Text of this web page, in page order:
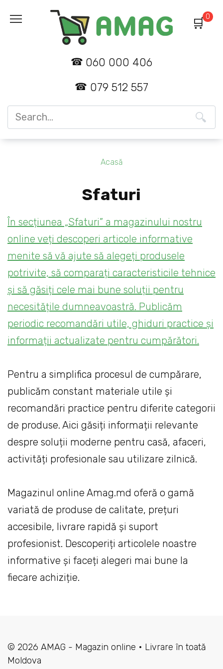
060 000 406
079 512 557
0
Search
for:
Acasă
Sfaturi
În secțiunea „Sfaturi” a magazinului nostru
online veți descoperi articole informative
menite să vă ajute să alegeți produsele
potrivite, să comparați caracteristicile tehnice
și să găsiți cele mai bune soluții pentru
necesitățile dumneavoastră. Publicăm
periodic recomandări utile, ghiduri practice și
informații actualizate pentru cumpărători.
Pentru a simplifica procesul de cumpărare,
publicăm constant materiale utile și
recomandări practice pentru diferite categorii
de produse. Aici găsiți informații relevante
despre soluții moderne pentru casă, afaceri,
activități profesionale sau utilizare zilnică.
Magazinul online Amag.md oferă o gamă
variată de produse de calitate, prețuri
accesibile, livrare rapidă și suport
profesionist. Descoperiți articolele noastre
informative și faceți alegeri mai bune la
fiecare achiziție.
© 2026 AMAG - Magazin online • Livrare în toată
Moldova